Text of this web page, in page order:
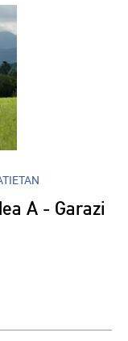
A - Garazi